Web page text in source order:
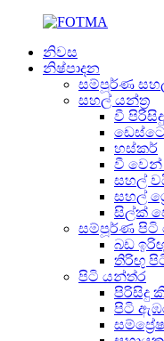
නිවස
නිෂ්පාදන
සම්පූර්ණ
සහල් යන්ත්‍ර
වී
හස්කර්
වී
සහල්
සහල්
සිල්ක්
සම්පූර්ණ පිටි
බඩ
තිරිඟු
පිටි යන්ත්ර
පිරිසිදු
පිටි